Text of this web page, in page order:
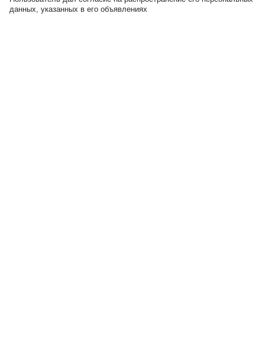
данных, указанных в его объявлениях